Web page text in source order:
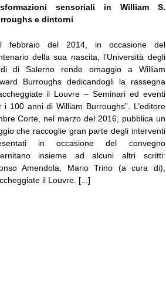
sensoriali in William S.
e dintorni
febbraio del 2014, in occasione del
della sua nascita, l’Università degli
di Salerno rende omaggio a William
Burroughs dedicandogli la rassegna
il Louvre – Seminari ed eventi
i 100 anni di William Burroughs”. L’editore
Corte, nel marzo del 2016, pubblica un
che raccoglie gran parte degli interventi
in occasione del convegno
insieme ad alcuni altri scritti:
Amendola, Mario Trino (a cura di),
il Louvre. [...]